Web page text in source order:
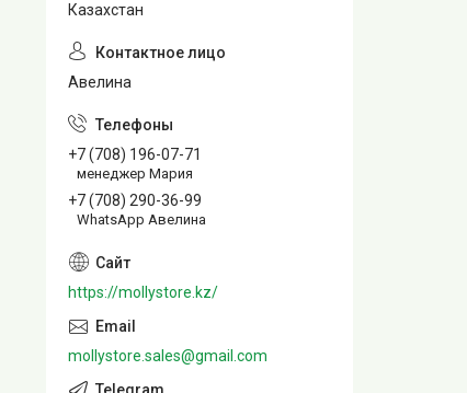
Казахстан
Авелина
+7 (708) 196-07-71
менеджер Мария
+7 (708) 290-36-99
WhatsApp Авелина
https://mollystore.kz/
mollystore.sales@gmail.com